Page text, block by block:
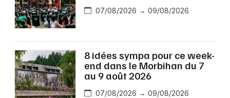
07/08/2026 → 09/08/2026
8 idées sympa pour ce week-
end dans le Morbihan du 7
au 9 août 2026
07/08/2026 → 09/08/2026